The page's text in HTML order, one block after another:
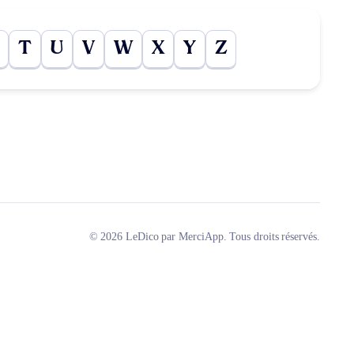
T U V W X Y Z
© 2026 LeDico par MerciApp. Tous droits réservés.